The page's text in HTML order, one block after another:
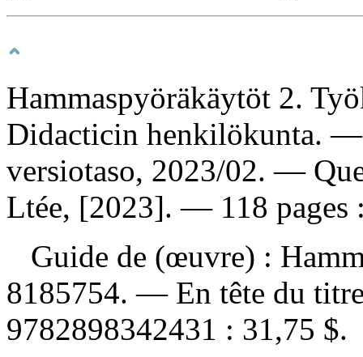
Hammaspyöräkäytöt 2.
Didacticin henkilökunta. —
versiotaso, 2023/02. —
Ltée, [2023]. — 118 pages
Guide de (œuvre) :
8185754. — En tête du
9782898342431 : 31,75 $.